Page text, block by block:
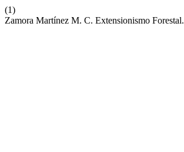
(1)
Zamora Martínez M. C. Extensionismo Forestal.